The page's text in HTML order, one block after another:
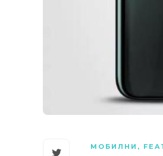
МОБИЛНИ ,